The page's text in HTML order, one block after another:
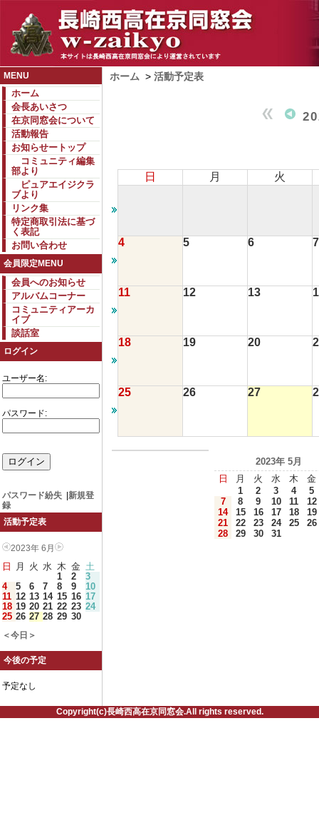
MENU
ホーム
会長あいさつ
在京同窓会について
活動報告
お知らせートップ
コミュニティ編集
部より
ピュアエイジクラ
ブより
リンク集
特定商取引法に基づ
く表記
お問い合わせ
会員限定MENU
会員へのお知らせ
アルバムコーナー
コミュニティアーカ
イブ
談話室
ログイン
ユーザー名:
パスワード:
パスワード紛失
新規登
録
活動予定表
2023年 6月
日 月 火 水 木 金 土
1
2
3
4
5 6 7 8 9
10
11 12 13 14 15 16 17
18 19 20 21 22 23 24
25 26 27 28 29 30
＜今日＞
今後の予定
予定なし
ホーム > 活動予定表
日 月 火
4 5 6 7
11 12 13
18 19 20
25 26 27
2023年 5月
日
月 火 水 木
金
1
2 3 4
5
7
8 9 10 11
12
14
15 16 17 18
19
21
22 23 24 25
26
28
29 30 31
Copyright(c)長崎西高在京同窓会.All rights reserved.